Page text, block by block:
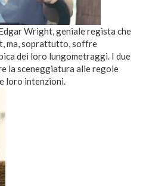
Wright, geniale regista che
ma, soprattutto, soffre
dei loro lungometraggi. I due
la sceneggiatura alle regole
loro intenzioni.